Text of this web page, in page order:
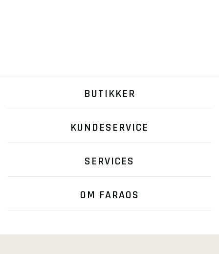
BUTIKKER
KUNDESERVICE
SERVICES
OM FARAOS